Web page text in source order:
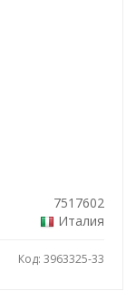
7517602
Италия
Код: 3963325-33